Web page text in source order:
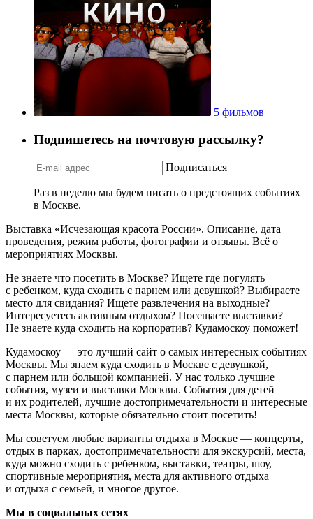
5 фильмов
Подпишетесь на почтовую рассылку?
Подписаться
Раз в неделю мы будем писать о предстоящих событиях
в Москве.
Выставка «Исчезающая красота России». Описание, дата
проведения, режим работы, фотографии и отзывы. Всё о
мероприятиях Москвы.
Не знаете что посетить в Москве? Ищете где погулять
с ребенком, куда сходить с парнем или девушкой? Выбираете
место для свидания? Ищете развлечения на выходные?
Интересуетесь активным отдыхом? Посещаете выставки?
Не знаете куда сходить на корпоратив? Кудамоскоу поможет!
Кудамоскоу — это лучший сайт о самых интересных событиях
Москвы. Мы знаем куда сходить в Москве с девушкой,
с парнем или большой компанией. У нас только лучшие
события, музеи и выставки Москвы. События для детей
и их родителей, лучшие достопримечательности и интересные
места Москвы, которые обязательно стоит посетить!
Мы советуем любые варианты отдыха в Москве — концерты,
отдых в парках, достопримечательности для экскурсий, места,
куда можно сходить с ребенком, выставки, театры, шоу,
спортивные мероприятия, места для активного отдыха
и отдыха с семьей, и многое другое.
Мы в социальных сетях